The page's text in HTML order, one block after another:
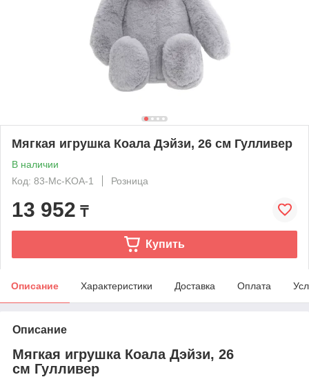
Мягкая игрушка Коала Дэйзи, 26 см Гулливер
В наличии
Код: 83-Mc-KOA-1
Розница
13 952 ₸
Купить
Описание Характеристики Доставка Оплата
Описание
Мягкая игрушка Коала Дэйзи, 26
см Гулливер